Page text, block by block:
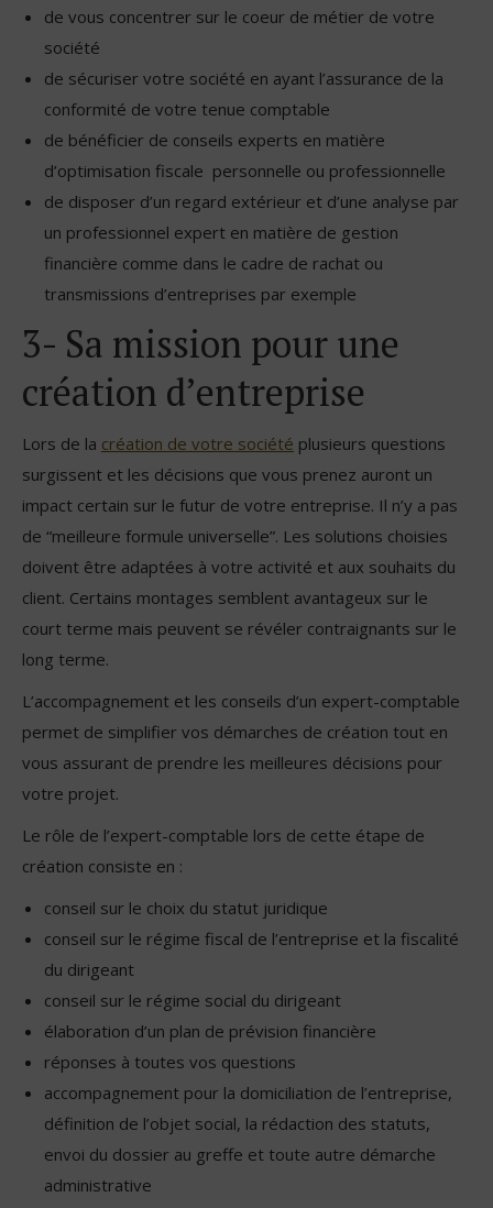
de vous concentrer sur le coeur de métier de votre
société
de sécuriser votre société en ayant l’assurance de la
conformité de votre tenue comptable
de bénéficier de conseils experts en matière
d’optimisation fiscale personnelle ou professionnelle
de disposer d’un regard extérieur et d’une analyse par
un professionnel expert en matière de gestion
financière comme dans le cadre de rachat ou
transmissions d’entreprises par exemple
3- Sa mission pour une
création d’entreprise
Lors de la création de votre société plusieurs questions
surgissent et les décisions que vous prenez auront un
impact certain sur le futur de votre entreprise. Il n’y a pas
de “meilleure formule universelle”. Les solutions choisies
doivent être adaptées à votre activité et aux souhaits du
client. Certains montages semblent avantageux sur le
court terme mais peuvent se révéler contraignants sur le
long terme.
L’accompagnement et les conseils d’un expert-comptable
permet de simplifier vos démarches de création tout en
vous assurant de prendre les meilleures décisions pour
votre projet.
Le rôle de l’expert-comptable lors de cette étape de
création consiste en :
conseil sur le choix du statut juridique
conseil sur le régime fiscal de l’entreprise et la fiscalité
du dirigeant
conseil sur le régime social du dirigeant
élaboration d’un plan de prévision financière
réponses à toutes vos questions
accompagnement pour la domiciliation de l’entreprise,
définition de l’objet social, la rédaction des statuts,
envoi du dossier au greffe et toute autre démarche
administrative